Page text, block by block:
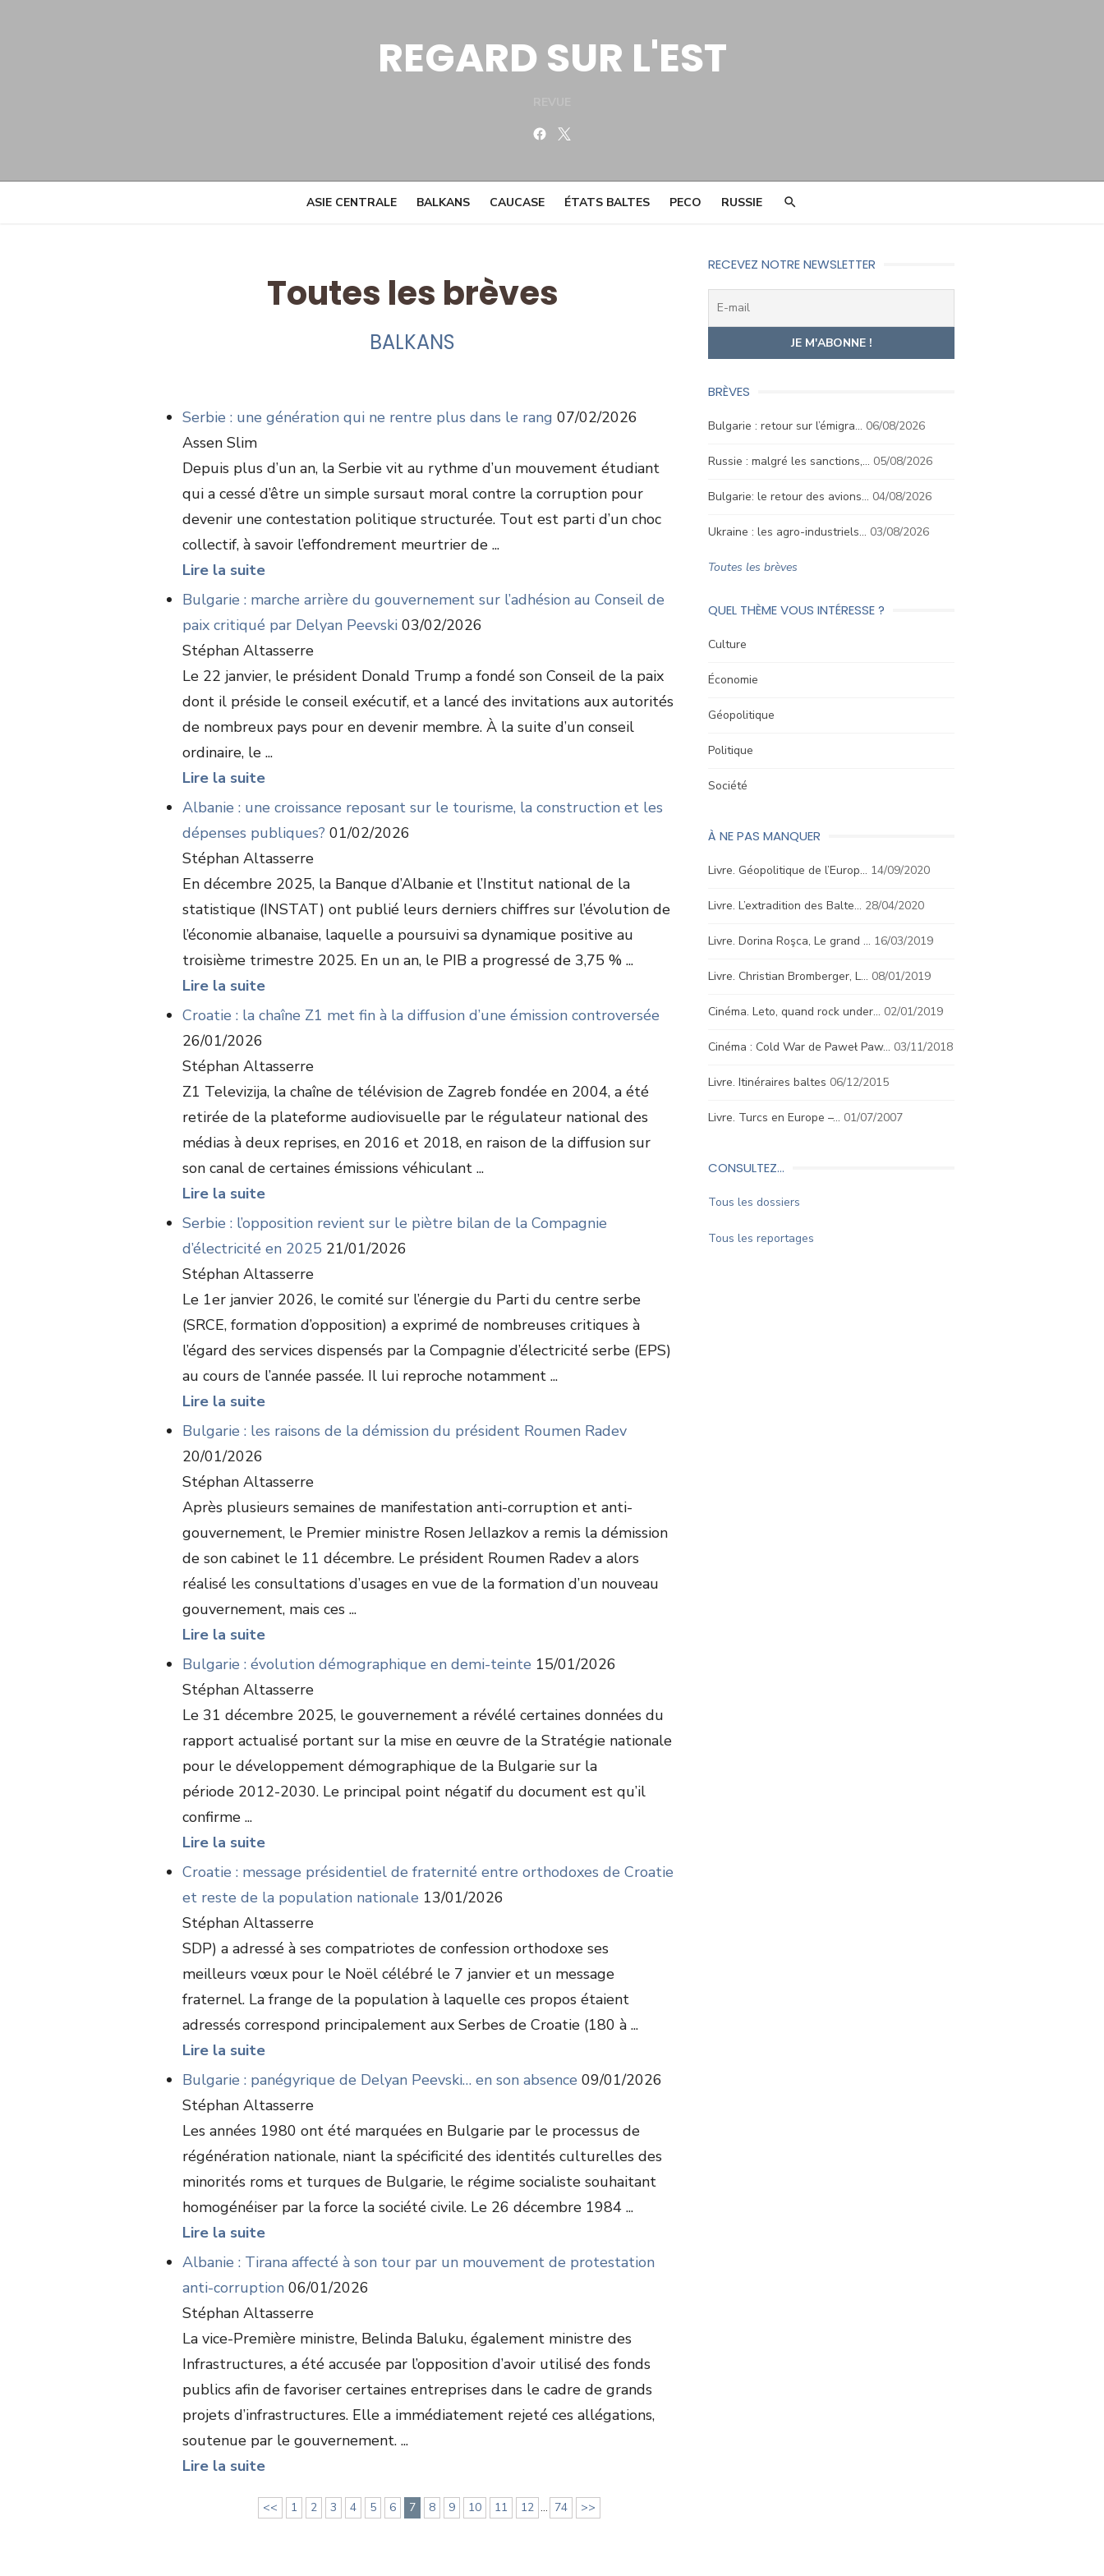
REGARD SUR L'EST
Facebook
ASIE CENTRALE BALKANS CAUCASE ÉTATS BALTES PECO RUSSIE
Toutes les brèves
BALKANS
Serbie : une génération qui ne rentre plus dans le rang 07/02/2026
Assen Slim
Depuis plus d’un an, la Serbie vit au rythme d’un mouvement étudiant
qui a cessé d’être un simple sursaut moral contre la corruption pour
devenir une contestation politique structurée. Tout est parti d’un choc
collectif, à savoir l’effondrement meurtrier de ...
Lire la suite
Bulgarie : marche arrière du gouvernement sur l’adhésion au Conseil de
paix critiqué par Delyan Peevski 03/02/2026
Stéphan Altasserre
Le 22 janvier, le président Donald Trump a fondé son Conseil de la paix
dont il préside le conseil exécutif, et a lancé des invitations aux autorités
de nombreux pays pour en devenir membre. À la suite d’un conseil
ordinaire, le ...
Lire la suite
Albanie : une croissance reposant sur le tourisme, la construction et les
dépenses publiques? 01/02/2026
Stéphan Altasserre
En décembre 2025, la Banque d’Albanie et l’Institut national de la
statistique (INSTAT) ont publié leurs derniers chiffres sur l’évolution de
l’économie albanaise, laquelle a poursuivi sa dynamique positive au
troisième trimestre 2025. En un an, le PIB a progressé de 3,75 % ...
Lire la suite
Croatie : la chaîne Z1 met fin à la diffusion d’une émission controversée
26/01/2026
Stéphan Altasserre
Z1 Televizija, la chaîne de télévision de Zagreb fondée en 2004, a été
retirée de la plateforme audiovisuelle par le régulateur national des
médias à deux reprises, en 2016 et 2018, en raison de la diffusion sur
son canal de certaines émissions véhiculant ...
Lire la suite
Serbie : l’opposition revient sur le piètre bilan de la Compagnie
d’électricité en 2025 21/01/2026
Stéphan Altasserre
Le 1er janvier 2026, le comité sur l’énergie du Parti du centre serbe
(SRCE, formation d’opposition) a exprimé de nombreuses critiques à
l’égard des services dispensés par la Compagnie d’électricité serbe (EPS)
au cours de l’année passée. Il lui reproche notamment ...
Lire la suite
Bulgarie : les raisons de la démission du président Roumen Radev
20/01/2026
Stéphan Altasserre
Après plusieurs semaines de manifestation anti-corruption et anti-
gouvernement, le Premier ministre Rosen JelIazkov a remis la démission
de son cabinet le 11 décembre. Le président Roumen Radev a alors
réalisé les consultations d’usages en vue de la formation d’un nouveau
gouvernement, mais ces ...
Lire la suite
Bulgarie : évolution démographique en demi-teinte 15/01/2026
Stéphan Altasserre
Le 31 décembre 2025, le gouvernement a révélé certaines données du
rapport actualisé portant sur la mise en œuvre de la Stratégie nationale
pour le développement démographique de la Bulgarie sur la
période 2012-2030. Le principal point négatif du document est qu’il
confirme ...
Lire la suite
Croatie : message présidentiel de fraternité entre orthodoxes de Croatie
et reste de la population nationale 13/01/2026
Stéphan Altasserre
SDP) a adressé à ses compatriotes de confession orthodoxe ses
meilleurs vœux pour le Noël célébré le 7 janvier et un message
fraternel. La frange de la population à laquelle ces propos étaient
adressés correspond principalement aux Serbes de Croatie (180 à ...
Lire la suite
Bulgarie : panégyrique de Delyan Peevski… en son absence 09/01/2026
Stéphan Altasserre
Les années 1980 ont été marquées en Bulgarie par le processus de
régénération nationale, niant la spécificité des identités culturelles des
minorités roms et turques de Bulgarie, le régime socialiste souhaitant
homogénéiser par la force la société civile. Le 26 décembre 1984 ...
Lire la suite
Albanie : Tirana affecté à son tour par un mouvement de protestation
anti-corruption 06/01/2026
Stéphan Altasserre
La vice-Première ministre, Belinda Baluku, également ministre des
Infrastructures, a été accusée par l’opposition d’avoir utilisé des fonds
publics afin de favoriser certaines entreprises dans le cadre de grands
projets d’infrastructures. Elle a immédiatement rejeté ces allégations,
soutenue par le gouvernement. ...
Lire la suite
<< 1 2 3 4 5 6 7 8 9 10 11 12 ... 74 >>
RECEVEZ NOTRE NEWSLETTER
BRÈVES
Bulgarie : retour sur l’émigra… 06/08/2026
Russie : malgré les sanctions,… 05/08/2026
Bulgarie: le retour des avions… 04/08/2026
Ukraine : les agro-industriels… 03/08/2026
Toutes les brèves
QUEL THÈME VOUS INTÉRESSE ?
Culture
Économie
Géopolitique
Politique
Société
À NE PAS MANQUER
Livre. Géopolitique de l’Europ… 14/09/2020
Livre. L’extradition des Balte… 28/04/2020
Livre. Dorina Roşca, Le grand … 16/03/2019
Livre. Christian Bromberger, L… 08/01/2019
Cinéma. Leto, quand rock under… 02/01/2019
Cinéma : Cold War de Paweł Paw… 03/11/2018
Livre. Itinéraires baltes 06/12/2015
Livre. Turcs en Europe –… 01/07/2007
CONSULTEZ…
Tous les dossiers
Tous les reportages